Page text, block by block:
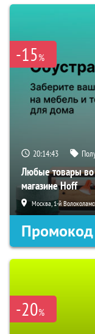
-15%
20:14:42
Любые товары во
магазине Hoff
Москва, 1-й
Промокод
-20%